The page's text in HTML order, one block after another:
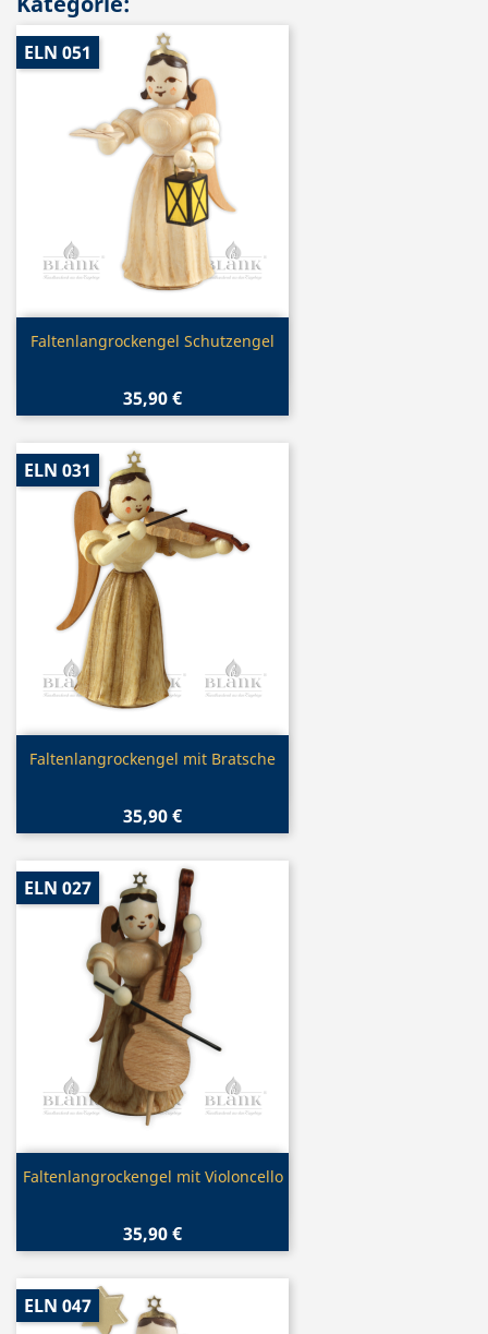
Vorschau
Faltenlangrockengel Schutzengel
35,90 €
ELN 051
Vorschau
Faltenlangrockengel mit Bratsche
35,90 €
ELN 031
Vorschau
Faltenlangrockengel mit Violoncello
35,90 €
ELN 027
ELN 047